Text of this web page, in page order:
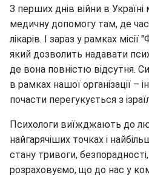
З перших днів війни в
медичну допомогу там, де
лікарів. І зараз у рамках
який дозволить надавати
де вона повністю відсутня.
в рамках нашої організації –
почасти перегукується з
Психологи виїжджають до
найгарячіших точках і
стану тривоги,
розраховуємо, що до нас у